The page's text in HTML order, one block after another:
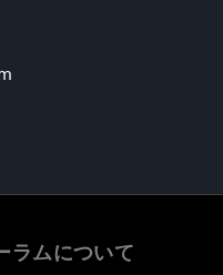
ラムについて